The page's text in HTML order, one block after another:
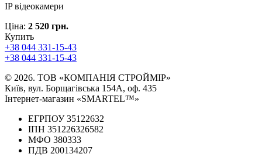
IP відеокамери
Ціна: 2 520 грн.
Купить
+38 044 331-15-43
+38 044 331-15-43
© 2026. ТОВ «КОМПАНІЯ СТРОЙМІР»
Київ, вул. Борщагівська 154А, оф. 435
Інтернет-магазин «SMARTEL™»
ЕГРПОУ 35122632
ІПН 351226326582
МФО 380333
ПДВ 200134207